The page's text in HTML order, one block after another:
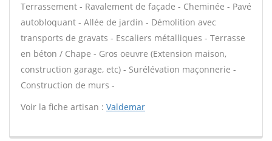
Terrassement - Ravalement de façade - Cheminée - Pavé
autobloquant - Allée de jardin - Démolition avec
transports de gravats - Escaliers métalliques - Terrasse
en béton / Chape - Gros oeuvre (Extension maison,
construction garage, etc) - Surélévation maçonnerie -
Construction de murs -
Voir la fiche artisan : Valdemar